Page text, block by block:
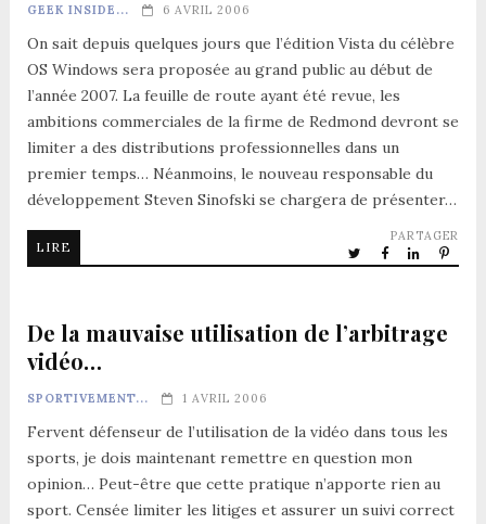
GEEK INSIDE... 6 AVRIL 2006
On sait depuis quelques jours que l’édition Vista du célèbre
OS Windows sera proposée au grand public au début de
l’année 2007. La feuille de route ayant été revue, les
ambitions commerciales de la firme de Redmond devront se
limiter a des distributions professionnelles dans un
premier temps… Néanmoins, le nouveau responsable du
développement Steven Sinofski se chargera de présenter…
LIRE
PARTAGER
De la mauvaise utilisation de l’arbitrage
vidéo…
SPORTIVEMENT... 1 AVRIL 2006
Fervent défenseur de l’utilisation de la vidéo dans tous les
sports, je dois maintenant remettre en question mon
opinion… Peut-être que cette pratique n’apporte rien au
sport. Censée limiter les litiges et assurer un suivi correct